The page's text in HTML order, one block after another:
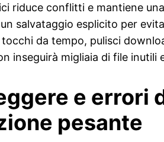
riduce conflitti e mantiene
salvataggio esplicito per
da tempo, pulisci
inseguirà migliaia di file inutili
e errori
pesante